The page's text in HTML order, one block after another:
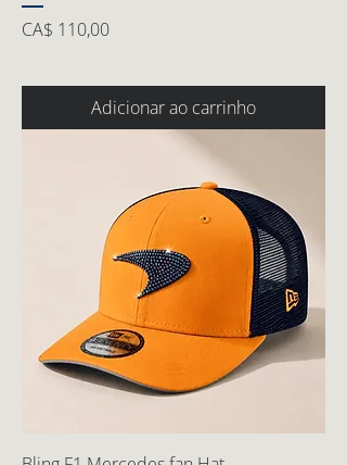
Preço
CA$ 110,00
Adicionar ao carrinho